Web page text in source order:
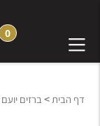
0
דף הבית> ברזים יועם